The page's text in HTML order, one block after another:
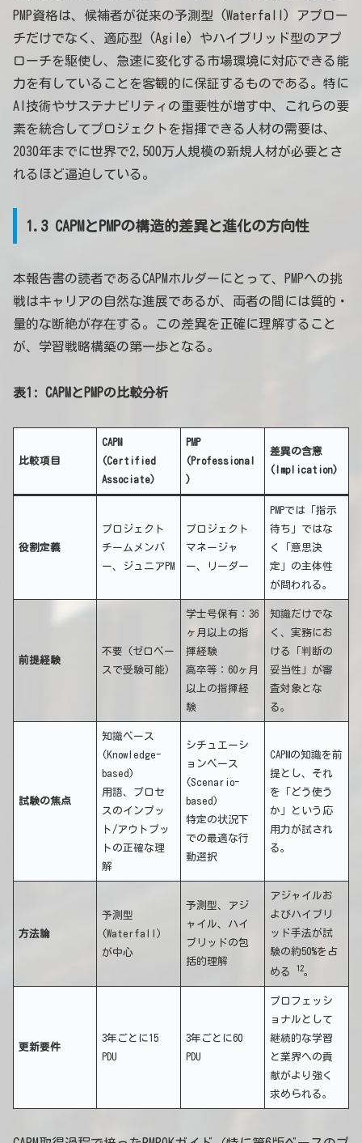
PMP資格は、候補者が従来の予測型 (Waterfall) アプロー
チだけでなく、適応型 (Agile) やハイブリッド型のアプ
ローチを駆使し、急速に変化する市場環境に対応できる能
力を有していることを客観的に保証するものである。特に
AI技術やサステナビリティの重要性が増す中、これらの要
素を統合してプロジェクトを指揮できる人材の需要は、
2030年までに世界で2,500万人規模の新規人材が必要とさ
れるほど逼迫している。
1.3 CAPMとPMPの構造的差異と進化の方向性
本報告書の読者であるCAPMホルダーにとって、PMPへの挑
戦はキャリアの自然な進展であるが、両者の間には質的・
量的な断絶が存在する。この差異を正確に理解すること
が、学習戦略構築の第一歩となる。
表1: CAPMとPMPの比較分析
比較項目
CAPM
(Certified
Associate)
PMP
(Professional
)
差異の含意
(Implication)
役割定義
プロジェクト
チームメンバ
ー、ジュニアPM
プロジェクト
マネージャ
ー、リーダー
PMPでは「指示
待ち」ではな
く「意思決
定」の主体性
が問われる。
前提経験
不要 (ゼロベー
スで受験可能)
学士号保有：36
ヶ月以上の指
揮経験
高卒等：60ヶ月
以上の指揮経
験
知識だけでな
く、実務にお
ける「判断の
妥当性」が審
査対象とな
る。
試験の焦点
知識ベース
(Knowledge-
based)
用語、プロセ
スのインプッ
ト/アウトプッ
トの正確な理
解
シチュエーシ
ョンベース
(Scenario-
based)
特定の状況下
での最適な行
動選択
CAPMの知識を前
提とし、それ
を「どう使う
か」という応
用力が試され
る。
方法論
予測型
(Waterfall)
が中心
予測型、アジ
ャイル、ハイ
ブリッドの包
括的理解
アジャイルお
よびハイブリ
ッド手法が試
験の約50%を占
める
12。
更新要件
3年ごとに15
PDU
3年ごとに60
PDU
プロフェッシ
ョナルとして
継続的な学習
と業界への貢
献がより強く
求められる。